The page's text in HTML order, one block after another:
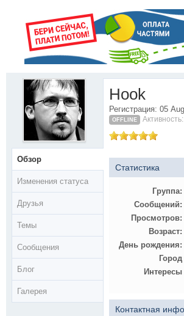
Обзор
Изменения статуса
Друзья
Темы
Сообщения
Блог
Галерея
Hook
Регистрация: 05
OFFLINE
Статистика
Группа:
Сообщений:
Просмотров:
Возраст:
День рождения:
Город
Интересы
Контактная